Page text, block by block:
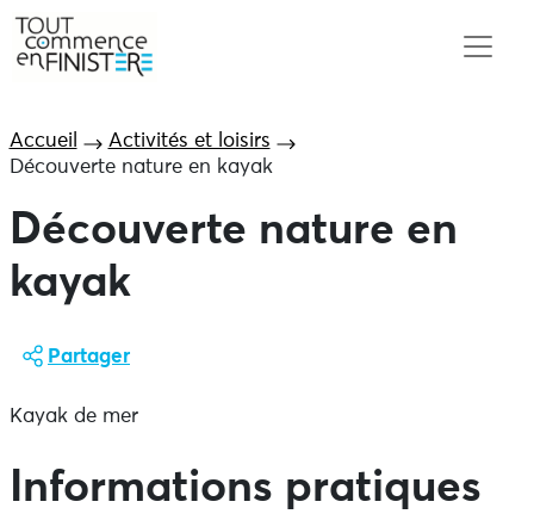
Accueil
Activités et loisirs
Découverte nature en kayak
Découverte nature en
kayak
Partager
Kayak de mer
Informations pratiques